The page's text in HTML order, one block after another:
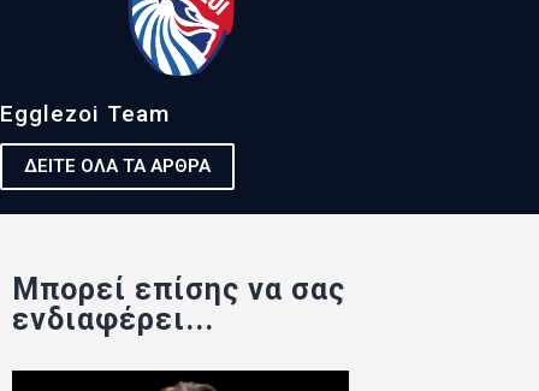
Egglezoi Team
ΔΕΙΤΕ ΟΛΑ ΤΑ ΑΡΘΡΑ
Μπορεί επίσης να σας
ενδιαφέρει...